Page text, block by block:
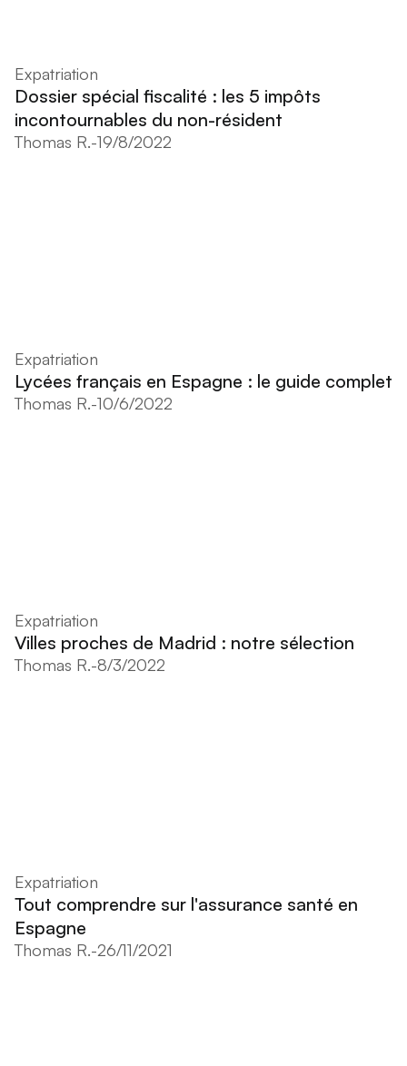
Expatriation
Dossier spécial fiscalité : les 5 impôts
incontournables du non-résident
Thomas R.-19/8/2022
Expatriation
Lycées français en Espagne : le guide complet
Thomas R.-10/6/2022
Expatriation
Villes proches de Madrid : notre sélection
Thomas R.-8/3/2022
Expatriation
Tout comprendre sur l'assurance santé en
Espagne
Thomas R.-26/11/2021